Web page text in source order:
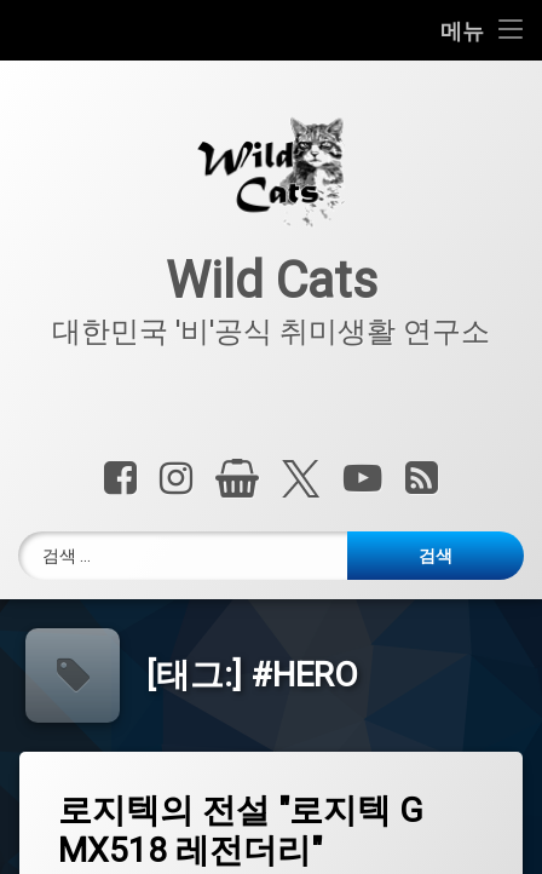
메뉴
반려동물
Wild Cats
대한민국 '비'공식 취미생활 연구소
페이스북인스타그램
상점 X.comYouTube
RSS
[태그:] #HERO
로지텍의 전설 "로지텍 G
MX518 레전더리"
로
지
텍
의
에
댓
글
을